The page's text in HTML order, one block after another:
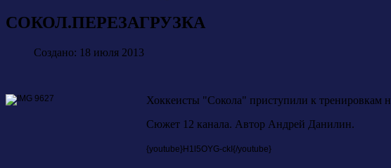
СОКОЛ.ПЕРЕЗАГРУЗКА
Создано: 18 июля 2013
Хоккеисты "Сокола" приступили к тренировкам
Сюжет 12 канала. Автор Андрей Данилин.
{youtube}H1l5OYG-ckI {/youtube}